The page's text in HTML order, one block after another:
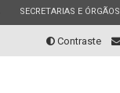
ESTADO
SECRETARIAS E ÓRGÃOS
Contraste